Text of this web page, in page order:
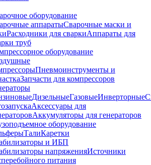
оборудование
аппаратыСварочные маски и
Расходники для сваркиАппараты для
труб
оборудование
Пневмоинструменты и
Запчасти для компрессоров
ДизельныеГазовыеИнверторные
Аксессуары для
Аккумуляторы для генераторов
оборудование
ТалиКаретки
и ИБП
напряженияИсточники
питания